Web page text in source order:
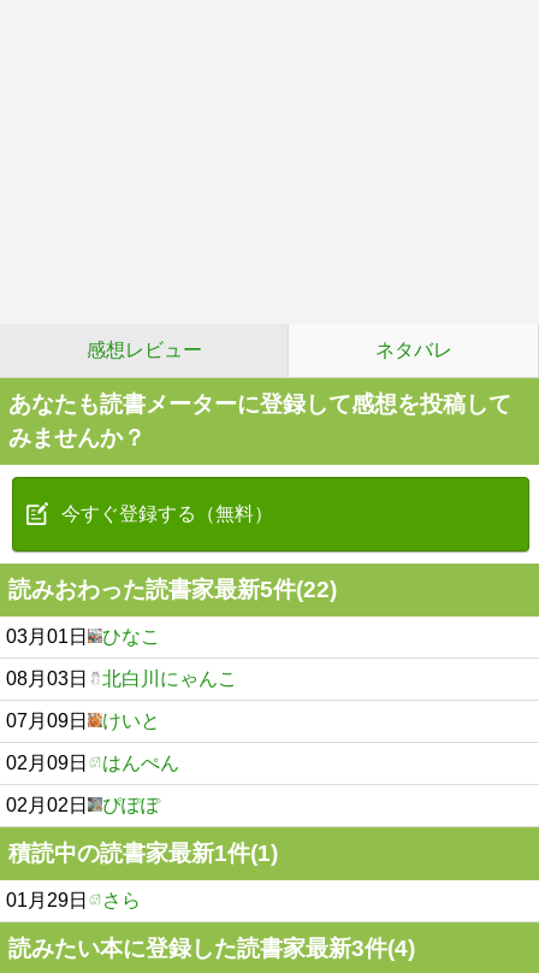
感想レビュー ネタバレ
あなたも読書メーターに登録して感想を投稿して
みませんか？
今すぐ登録する（無料）
読みおわった読書家最新5件(22)
03月01日 ひなこ
08月03日 北白川にゃんこ
07月09日 けいと
02月09日 はんぺん
02月02日 ぴぽぽ
積読中の読書家最新1件(1)
01月29日 さら
読みたい本に登録した読書家最新3件(4)